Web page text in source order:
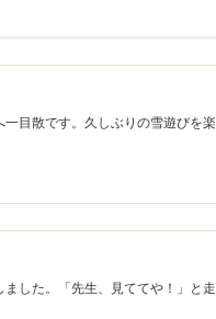
目散です。久しぶりの雪遊びを楽
した。「先生、見ててや！」と走